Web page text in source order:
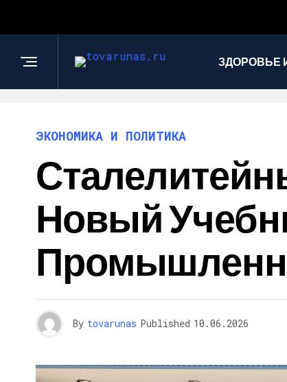
ЗДОРОВЬЕ
ЭКОНОМИКА И ПОЛИТИКА
Новый
By tovarunas Published 10.06.2026